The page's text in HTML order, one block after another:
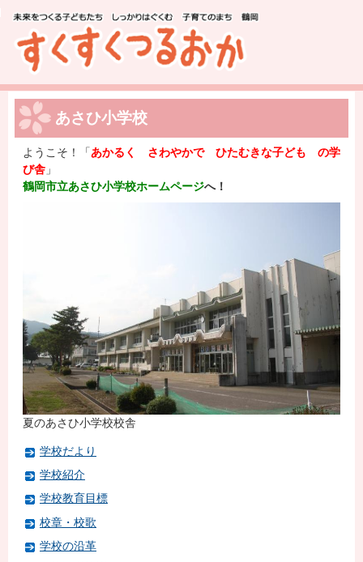
あさひ小学校
ようこそ！「あかるく さわやかで ひたむきな子ども の学
び舎 」
鶴岡市立あさひ小学校ホームページへ！
夏のあさひ小学校校舎
学校だより
学校紹介
学校教育目標
校章・校歌
学校の沿革